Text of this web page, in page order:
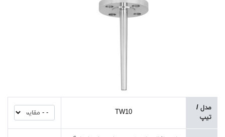
مدل /
تیپ
TW10